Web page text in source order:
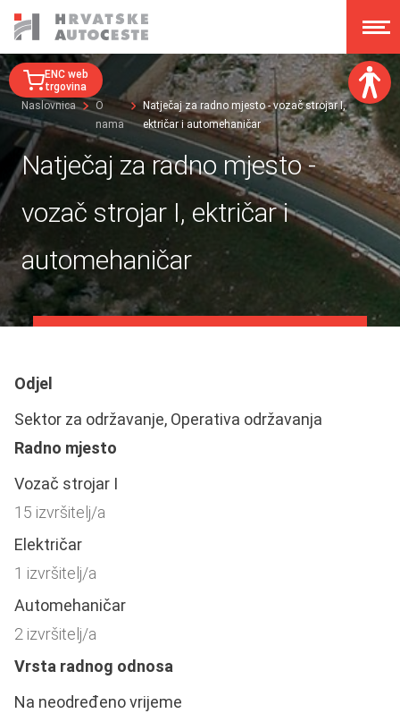
Veličina fonta:
A A A A
Disleksija:
Kontrast:
Poništi izmjene
ENC web
trgovina
Naslovnica
O
nama
Natječaj za radno mjesto - vozač strojar I,
ektričar i automehaničar
Natječaj za radno mjesto -
vozač strojar I, ektričar i
automehaničar
Odjel
Sektor za održavanje, Operativa održavanja
Radno mjesto
Vozač strojar I
15 izvršitelj/a
Električar
1 izvršitelj/a
Automehaničar
2 izvršitelj/a
Vrsta radnog odnosa
Na neodređeno vrijeme